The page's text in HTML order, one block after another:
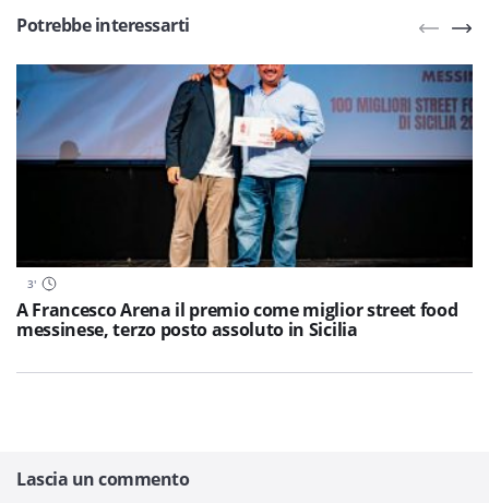
Potrebbe interessarti
3'
A Francesco Arena il premio come miglior street food
messinese, terzo posto assoluto in Sicilia
Lascia un commento